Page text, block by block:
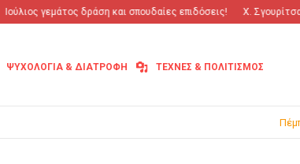
Ιούλιος γεμάτος δράση και σπουδαίες επιδόσεις! Χ.
ΨΥΧΟΛΟΓΙΑ & ΔΙΑΤΡΟΦΗ ΤΕΧΝΕΣ & ΠΟΛΙΤΙΣΜΟΣ